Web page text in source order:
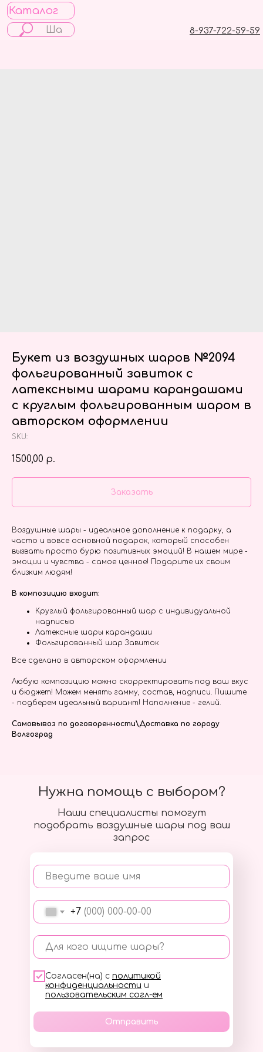
Каталог
8-937-722-59-59
Букет из воздушных шаров №2094
фольгированный завиток с
латексными шарами карандашами
с круглым фольгированным шаром в
авторском оформлении
SKU:
1500,00 р.
Заказать
Воздушные шары - идеальное дополнение к подарку, а
часто и вовсе основной подарок, который способен
вызвать просто бурю позитивных эмоций! В нашем мире -
эмоции и чувства - самое ценное! Подарите их своим
близким людям!
В композицию входит:
Круглый фольгированный шар с индивидуальной
надписью
Латексные шары карандаши
Фольгированный шар Завиток
Все сделано в авторском оформлении
Любую композицию можно скорректировать под ваш вкус
и бюджет! Можем менять гамму, состав, надписи. Пишите
- подберем идеальный вариант! Наполнение - гелий.
Самовывоз по договоренности\Доставка по городу
Волгоград
Наши специалисты помогут
подобрать воздушные шары под ваш
запрос
Введите ваше имя
+7
Для кого ищите шары?
Согласен(на) с политикой
конфиденциальности и
пользовательским согл-ем
Отправить
Нужна помощь с выбором?